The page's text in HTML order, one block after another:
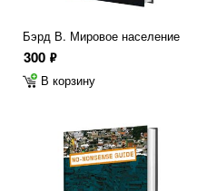
Бэрд В. Мировое население
300 ф
В корзину